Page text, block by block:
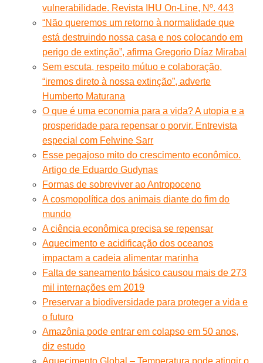
vulnerabilidade. Revista IHU On-Line, Nº. 443
“Não queremos um retorno à normalidade que
está destruindo nossa casa e nos colocando em
perigo de extinção”, afirma Gregorio Díaz Mirabal
Sem escuta, respeito mútuo e colaboração,
“iremos direto à nossa extinção”, adverte
Humberto Maturana
O que é uma economia para a vida? A utopia e a
prosperidade para repensar o porvir. Entrevista
especial com Felwine Sarr
Esse pegajoso mito do crescimento econômico.
Artigo de Eduardo Gudynas
Formas de sobreviver ao Antropoceno
A cosmopolítica dos animais diante do fim do
mundo
A ciência econômica precisa se repensar
Aquecimento e acidificação dos oceanos
impactam a cadeia alimentar marinha
Falta de saneamento básico causou mais de 273
mil internações em 2019
Preservar a biodiversidade para proteger a vida e
o futuro
Amazônia pode entrar em colapso em 50 anos,
diz estudo
Aquecimento Global – Temperatura pode atingir o